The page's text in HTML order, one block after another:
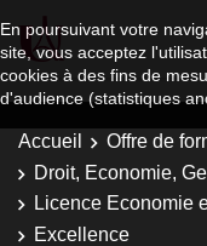
En poursuivant votre
site, vous acceptez
cookies à des fins de
d'audience (statistiques
Accueil Offre de
Droit, Economie,
Licence Economie
Excellence